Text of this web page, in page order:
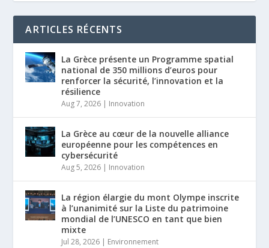
ARTICLES RÉCENTS
La Grèce présente un Programme spatial
national de 350 millions d’euros pour
renforcer la sécurité, l’innovation et la
résilience
Aug 7, 2026 | Innovation
La Grèce au cœur de la nouvelle alliance
européenne pour les compétences en
cybersécurité
Aug 5, 2026 | Innovation
La région élargie du mont Olympe inscrite
à l’unanimité sur la Liste du patrimoine
mondial de l’UNESCO en tant que bien
mixte
Jul 28, 2026 | Environnement